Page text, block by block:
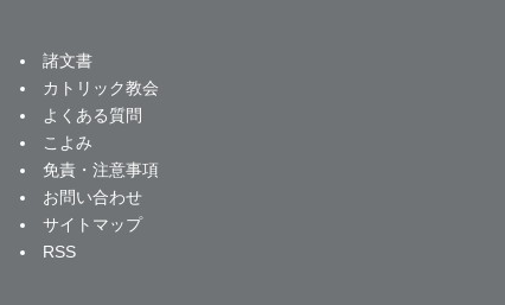
諸文書
カトリック教会
よくある質問
こよみ
免責・注意事項
お問い合わせ
サイトマップ
RSS